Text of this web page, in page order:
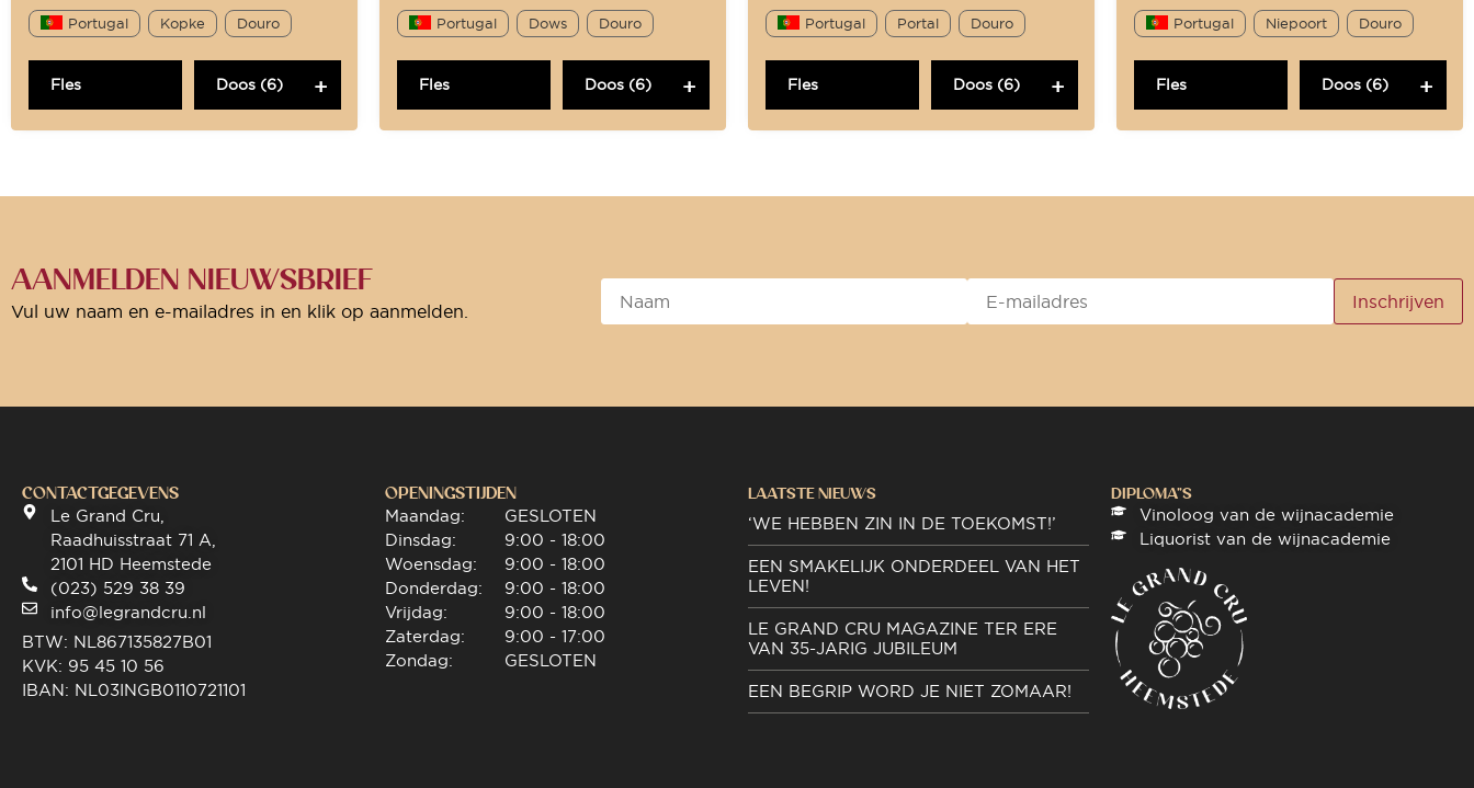
Portugal Kopke Douro
Fles Doos (6)
Portugal Dows Douro
Fles Doos (6)
Portugal Portal Douro
Fles Doos (6)
Portugal Niepoort Douro
Fles Doos (6)
AANMELDEN NIEUWSBRIEF
Vul uw naam en e-mailadres in en klik op aanmelden.
CONTACTGEGEVENS
Le Grand Cru,
Raadhuisstraat 71 A,
2101 HD Heemstede
(023) 529 38 39
info@legrandcru.nl
BTW: NL867135827B01
KVK: 95 45 10 56
IBAN: NL03INGB0110721101
OPENINGSTIJDEN
Maandag:
Dinsdag:
Woensdag:
Donderdag:
Vrijdag:
Zaterdag:
Zondag:
GESLOTEN
9:00 - 18:00
9:00 - 18:00
9:00 - 18:00
9:00 - 18:00
9:00 - 17:00
GESLOTEN
LAATSTE NIEUWS
‘WE HEBBEN ZIN IN DE TOEKOMST!’
EEN SMAKELIJK ONDERDEEL VAN HET
LEVEN!
LE GRAND CRU MAGAZINE TER ERE
VAN 35-JARIG JUBILEUM
EEN BEGRIP WORD JE NIET ZOMAAR!
DIPLOMA"S
Vinoloog van de wijnacademie
Liquorist van de wijnacademie